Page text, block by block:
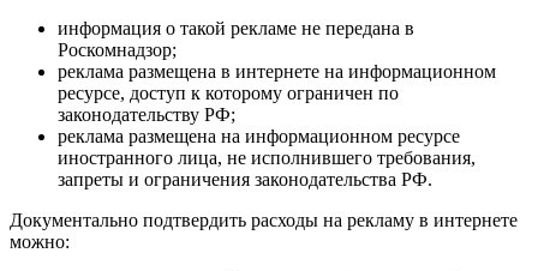
информация о такой рекламе не передана в
Роскомнадзор;
реклама размещена в интернете на информационном
ресурсе, доступ к которому ограничен по
законодательству РФ;
реклама размещена на информационном ресурсе
иностранного лица, не исполнившего требования,
запреты и ограничения законодательства РФ.
Документально подтвердить расходы на рекламу в интернете
можно: